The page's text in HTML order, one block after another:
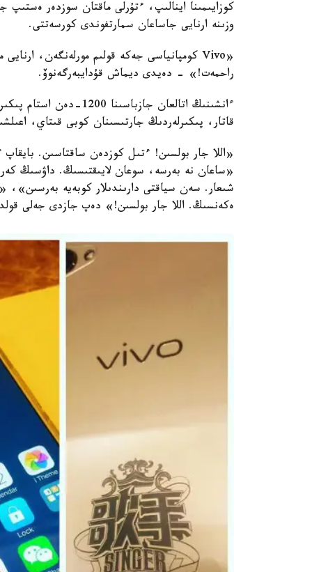
كوزايىمىنا اينالىپ، ءتۇرلى ماقتان سوزدەر ەستىپ
وزىنە ارنايى جاساعان سمارتفوندى كورسەتتى.
راحمەت!» - دەيدى ديماش قۇدايبەرگەنوۆ.
ءانشىنىڭ اتالعان
قاتار، پىكىرلەردىڭ جارتىسىنان كوبى قىتاي،
«اللا جار بولسىن! ءتىل كوزدەن ساقتاسىن.
«ساعان نە بەرسە، سوعان لايىقتىسىڭ. داۋسىڭ
شىعار. سەن سياقتى دارىندىلار كوبەيە بەرسىن»،
ەكەنسىڭ. اللا جار بولسىن!» دەپ جازدى جەلى